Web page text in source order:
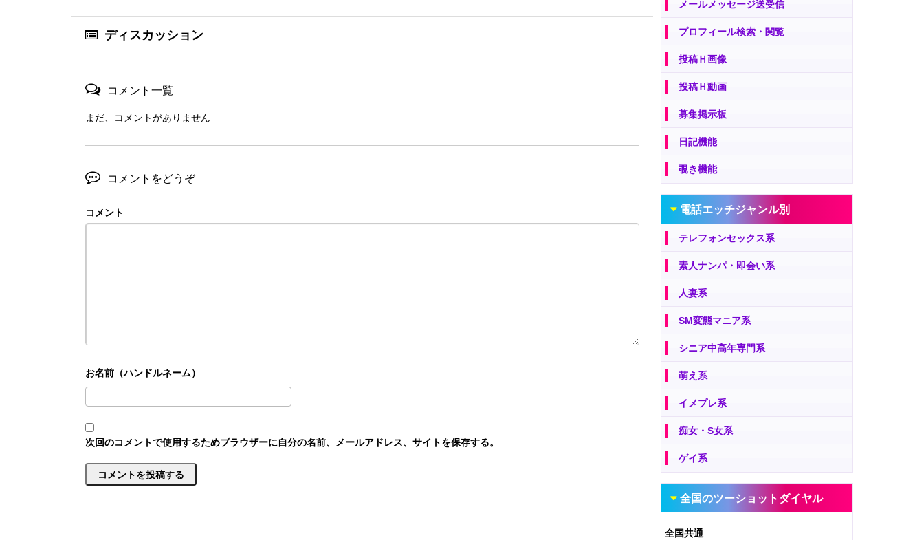
ディスカッション
コメント一覧
まだ、コメントがありません
コメントをどうぞ
コメント
次回のコメントで使用するためブラウザーに自分の名前、メールアドレス、サイトを保存する。
メールメッセージ送受信
プロフィール検索・閲覧
投稿Ｈ画像
投稿Ｈ動画
募集掲示板
日記機能
覗き機能
電話エッチジャンル別
テレフォンセックス系
素人ナンパ・即会い系
人妻系
SM変態マニア系
シニア中高年専門系
萌え系
イメプレ系
痴女・S女系
ゲイ系
全国のツーショットダイヤル
全国共通